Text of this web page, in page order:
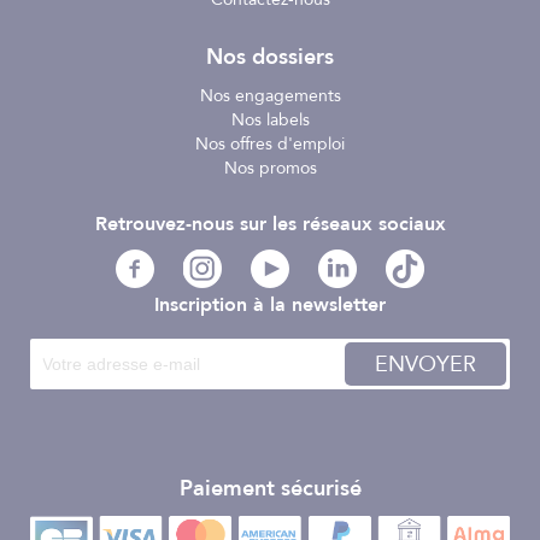
Nos dossiers
Nos engagements
Nos labels
Nos offres d'emploi
Nos promos
Inscription à la newsletter
ENVOYER
Paiement sécurisé
Retrouvez-nous sur les réseaux sociaux